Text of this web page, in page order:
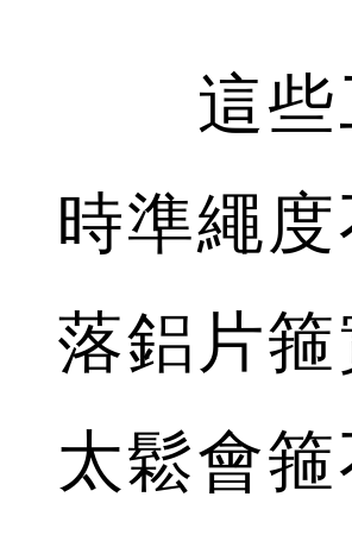
這些工
時準繩
落鋁片
太鬆會